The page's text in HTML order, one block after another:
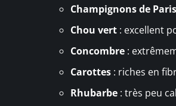
Champignons de Paris
Chou vert : excellent
Concombre :
Carottes : riches en
Rhubarbe : très peu